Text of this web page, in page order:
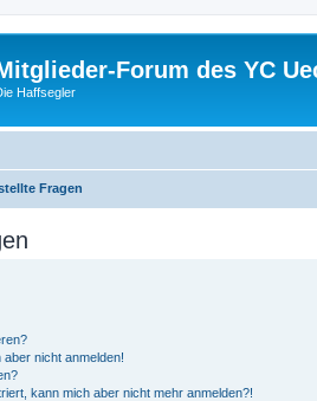
Forum des YC
Haffsegler
Fragen
nicht anmelden!
kann mich aber nicht mehr anmelden?!